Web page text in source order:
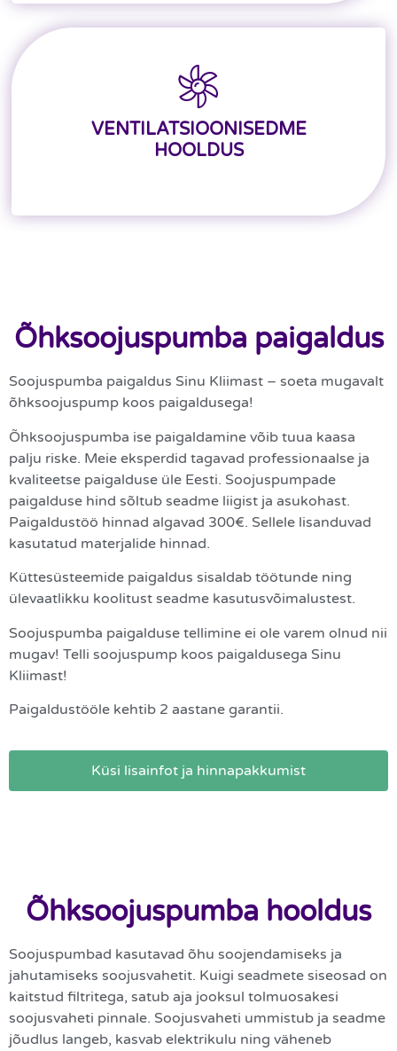
VENTILATSIOONISEDME
HOOLDUS
Õhksoojuspumba paigaldus
Soojuspumba paigaldus Sinu Kliimast – soeta mugavalt
õhksoojuspump koos paigaldusega!
Õhksoojuspumba ise paigaldamine võib tuua kaasa
palju riske. Meie eksperdid tagavad professionaalse ja
kvaliteetse paigalduse üle Eesti. Soojuspumpade
paigalduse hind sõltub seadme liigist ja asukohast.
Paigaldustöö hinnad algavad 300€. Sellele lisanduvad
kasutatud materjalide hinnad.
Küttesüsteemide paigaldus sisaldab töötunde ning
ülevaatlikku koolitust seadme kasutusvõimalustest.
Soojuspumba paigalduse tellimine ei ole varem olnud nii
mugav! Telli soojuspump koos paigaldusega Sinu
Kliimast!
Paigaldustööle kehtib 2 aastane garantii.
Küsi lisainfot ja hinnapakkumist
Õhksoojuspumba hooldus
Soojuspumbad kasutavad õhu soojendamiseks ja
jahutamiseks soojusvahetit. Kuigi seadmete siseosad on
kaitstud filtritega, satub aja jooksul tolmuosakesi
soojusvaheti pinnale. Soojusvaheti ummistub ja seadme
jõudlus langeb, kasvab elektrikulu ning väheneb